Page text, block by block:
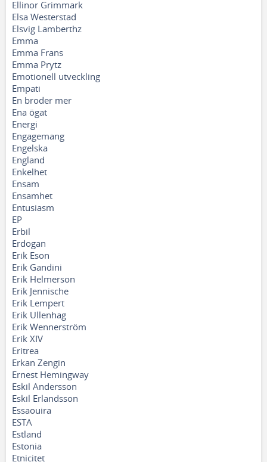
Ellinor Grimmark
Elsa Westerstad
Elsvig Lamberthz
Emma
Emma Frans
Emma Prytz
Emotionell utveckling
Empati
En broder mer
Ena ögat
Energi
Engagemang
Engelska
England
Enkelhet
Ensam
Ensamhet
Entusiasm
EP
Erbil
Erdogan
Erik Eson
Erik Gandini
Erik Helmerson
Erik Jennische
Erik Lempert
Erik Ullenhag
Erik Wennerström
Erik XIV
Eritrea
Erkan Zengin
Ernest Hemingway
Eskil Andersson
Eskil Erlandsson
Essaouira
ESTA
Estland
Estonia
Etnicitet